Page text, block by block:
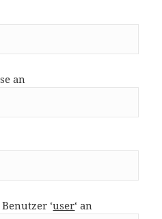
an
‘user‘ an